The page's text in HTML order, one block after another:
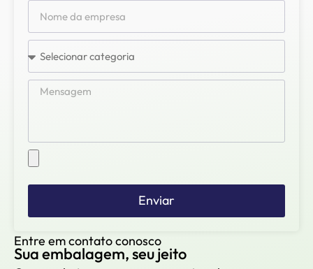
Entre em contato conosco
Sua embalagem, seu jeito
Enviar